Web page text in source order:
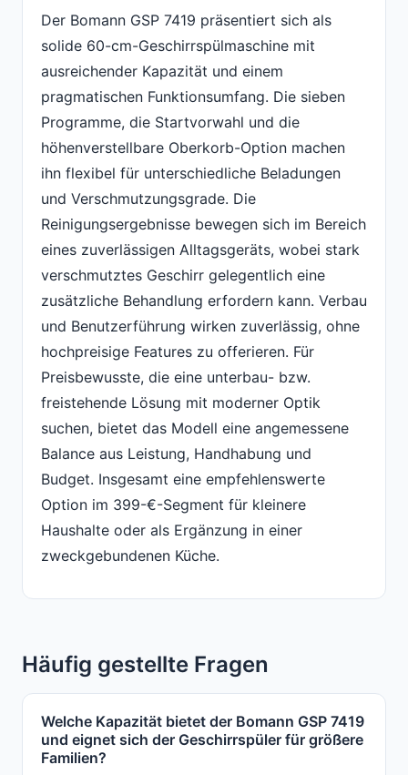
Der Bomann GSP 7419 präsentiert sich als
solide 60-cm-Geschirrspülmaschine mit
ausreichender Kapazität und einem
pragmatischen Funktionsumfang. Die sieben
Programme, die Startvorwahl und die
höhenverstellbare Oberkorb-Option machen
ihn flexibel für unterschiedliche Beladungen
und Verschmutzungsgrade. Die
Reinigungsergebnisse bewegen sich im Bereich
eines zuverlässigen Alltagsgeräts, wobei stark
verschmutztes Geschirr gelegentlich eine
zusätzliche Behandlung erfordern kann. Verbau
und Benutzerführung wirken zuverlässig, ohne
hochpreisige Features zu offerieren. Für
Preisbewusste, die eine unterbau- bzw.
freistehende Lösung mit moderner Optik
suchen, bietet das Modell eine angemessene
Balance aus Leistung, Handhabung und
Budget. Insgesamt eine empfehlenswerte
Option im 399-€-Segment für kleinere
Haushalte oder als Ergänzung in einer
zweckgebundenen Küche.
Häufig gestellte Fragen
Welche Kapazität bietet der Bomann GSP 7419
und eignet sich der Geschirrspüler für größere
Familien?